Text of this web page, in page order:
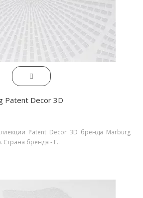
Patent Decor 3D
Patent Decor 3D бренда Marburg
Страна бренда - Г..